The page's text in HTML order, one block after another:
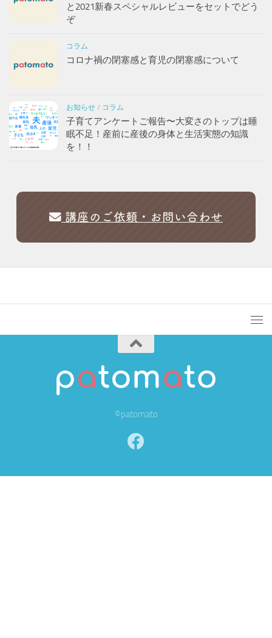
と2021新春スペシャルレビューをセットでどう
ぞ
コラム
コロナ禍の閉塞感と育児の閉塞感について
お知らせ / コラム
子育てアンケートご報告〜大変さのトップは睡
眠不足！産前に産後の身体と生活実態の知識
を！！
講座のご依頼・お問い合わせ
©patomato